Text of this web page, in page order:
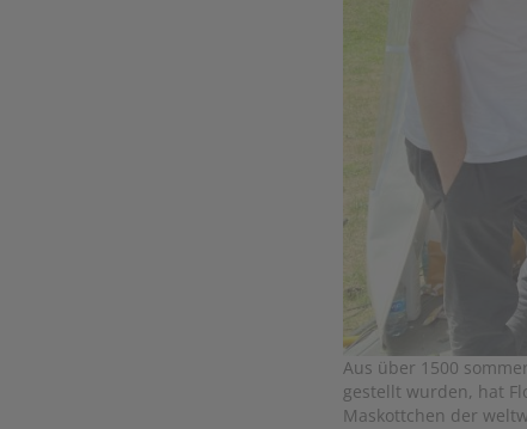
Diese Cookies helfen
Suchergebnisse,
Besuch der Seite schnell
Wir verwenden Cookies
beispielweise Angebote
Aus über 1500
gestellt wurden, hat
Maskottchen der